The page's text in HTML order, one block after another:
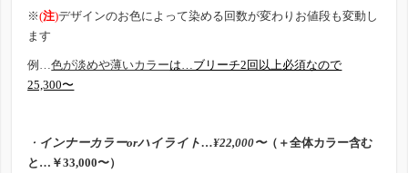
※(注)デザインのお色によって染める回数が変わりお値段も変動し
ます
例…色が淡めや薄いカラーは…ブリーチ2回以上必須なので
25,300〜
・ インナーカラーorハイライト…¥22,000〜（＋全体カラー含む
と…￥33,000〜）